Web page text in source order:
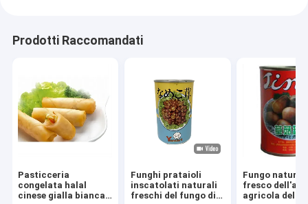
Prodotti Raccomandati
Pasticceria
congelata halal
cinese gialla bianca
Funghi prataioli
inscatolati naturali
freschi del fungo di
Fungo
fresco
agricola delle